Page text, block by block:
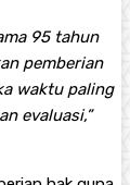
95 tahun
pemberian
waktu paling
evaluasi,”